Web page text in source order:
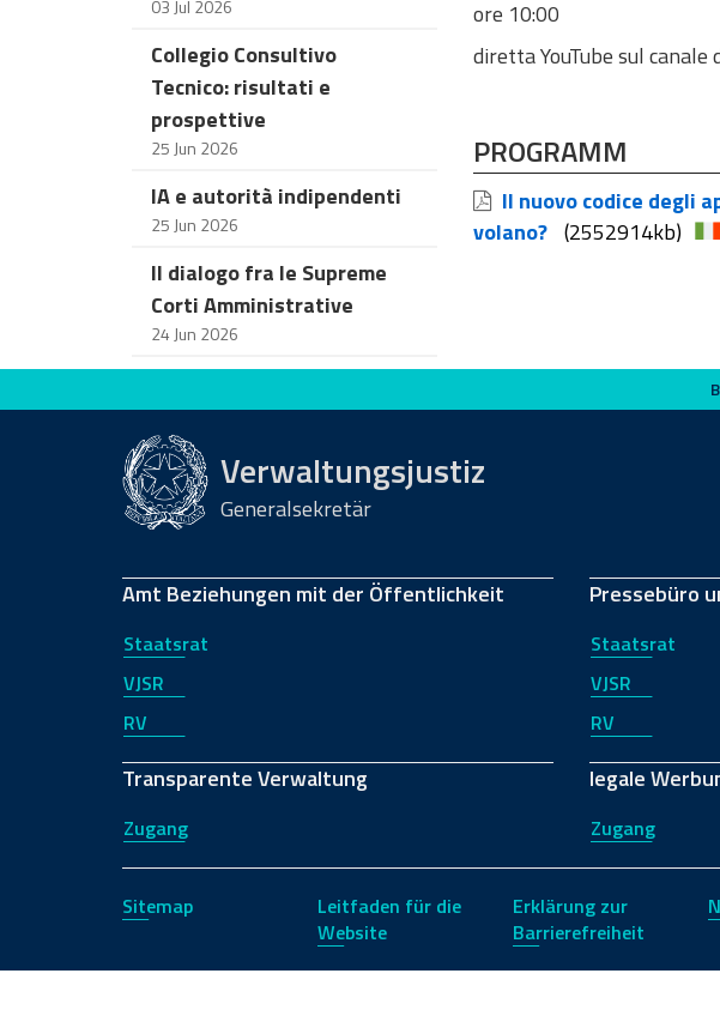
03 Jul 2026
Collegio Consultivo
Tecnico: risultati e
prospettive
25 Jun 2026
IA e autorità indipendenti
25 Jun 2026
Il dialogo fra le Supreme
Corti Amministrative
24 Jun 2026
ore 10:00
diretta YouTube sul
PROGRAMM
Il nuovo codice degli
volano? (2552914kb)
Bewerten Sie diese Seite
Verwaltungsjustiz
Generalsekretär
Amt Beziehungen mit der Öffentlichkeit
Staatsrat
VJSR
RV
Transparente Verwaltung
Zugang
Pressebüro
Staatsrat
VJSR
RV
legale
Zugang
Sitemap
Leitfaden für die
Website
Erklärung zur
Barrierefreiheit